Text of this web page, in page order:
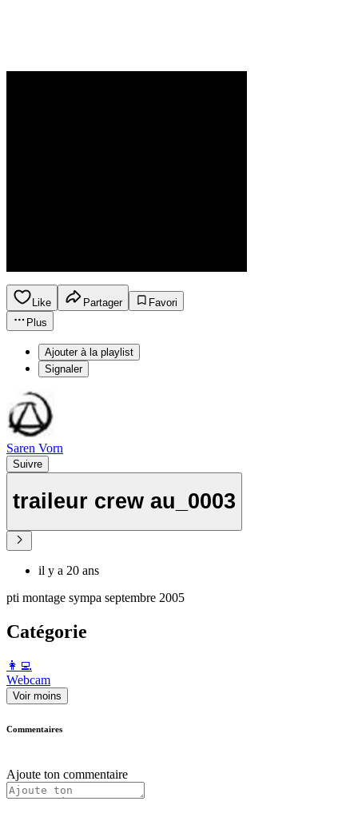
Like Partager
Favori
Plus
Ajouter à la playlist
Signaler
Saren Vorn
Suivre
traileur crew au_0003
il y a 20 ans
pti montage sympa septembre 2005
Catégorie
️👩‍💻️
Webcam
Voir moins
Commentaires
Ajoute ton commentaire